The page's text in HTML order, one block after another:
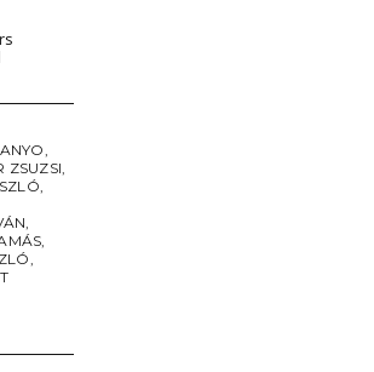
,
ZSUZSI,
,
,
,
,